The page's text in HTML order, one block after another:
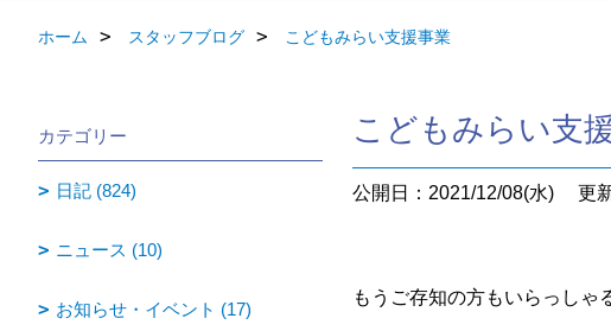
ホーム スタッフブログ こどもみらい支援事業
こどもみらい支
公開日：2021/12/08(水) 更
もうご存知の方もいらっしゃ
カテゴリー
日記 (824)
ニュース (10)
お知らせ・イベント (17)